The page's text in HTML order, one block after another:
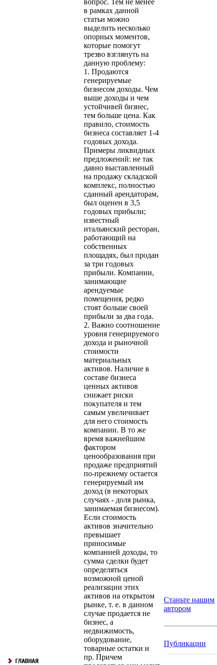
в рамках данной
статьи можно
выделить несколько
опорных моментов,
которые помогут
трезво взглянуть на
данную проблему:
1. Продаются
генерируемые
бизнесом доходы. Чем
выше доходы и чем
устойчивей бизнес,
тем больше цена. Как
правило, стоимость
бизнеса составляет 1-4
годовых дохода.
Примеры ликвидных
предложений: не так
давно выставленный
на продажу складской
комплекс, полностью
сданный арендаторам,
был оценен в 3,5
годовых прибыли;
известный
итальянский ресторан,
работающий на
собственных
площадях, был продан
за три годовых
прибыли. Компании,
занимающие
арендуемые
помещения, редко
стоят больше своей
прибыли за два года.
2. Важно соотношение
уровня генерируемого
дохода и рыночной
стоимости
материальных
активов. Наличие в
составе бизнеса
ценных активов
снижает риски
покупателя и тем
самым увеличивает
для него стоимость
компании. В то же
время важнейшим
фактором
ценообразования при
продаже предприятий
по-прежнему остается
генерируемый им
доход (в некоторых
случаях - доля рынка,
занимаемая бизнесом).
Если стоимость
активов значительно
превышает
приносимые
компанией доходы, то
сумма сделки будет
определяться
возможной ценой
реализации этих
активов на открытом
рынке, т. е. в данном
случае продается не
бизнес, а
недвижимость,
оборудование,
товарные остатки и
пр. Причем
Станьте нашим
автором
Публикации